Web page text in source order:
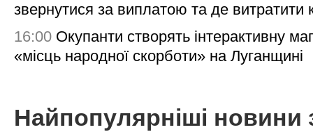
звернутися за виплатою та де витратити
16:00 Окупанти створять інтерактивну
«місць народної скорботи» на Луганщині
Найпопулярніші новини